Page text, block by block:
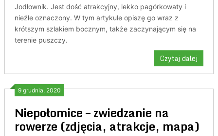
Jodłownik. Jest dość atrakcyjny, lekko pagórkowaty i
nieźle oznaczony. W tym artykule opiszę go wraz z
krótszym szlakiem bocznym, także zaczynającym się na
terenie puszczy.
Czytaj dalej
9 grudnia, 2020
Niepołomice – zwiedzanie na
rowerze (zdjęcia, atrakcje, mapa)